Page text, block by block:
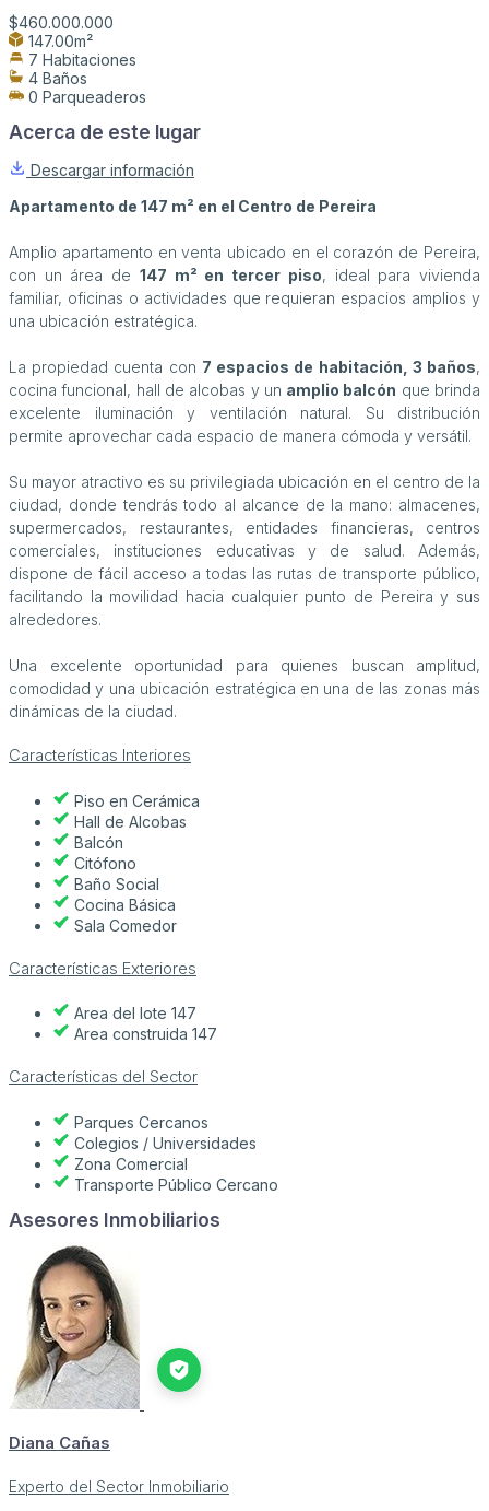
$460.000.000
147.00m²
7 Habitaciones
4 Baños
0 Parqueaderos
Acerca de este lugar
Descargar información
Apartamento de 147 m² en el Centro de Pereira
Amplio apartamento en venta ubicado en el corazón de Pereira,
con un área de 147 m² en tercer piso, ideal para vivienda
familiar, oficinas o actividades que requieran espacios amplios y
una ubicación estratégica.
La propiedad cuenta con 7 espacios de habitación, 3 baños,
cocina funcional, hall de alcobas y un amplio balcón que brinda
excelente iluminación y ventilación natural. Su distribución
permite aprovechar cada espacio de manera cómoda y versátil.
Su mayor atractivo es su privilegiada ubicación en el centro de la
ciudad, donde tendrás todo al alcance de la mano: almacenes,
supermercados, restaurantes, entidades financieras, centros
comerciales, instituciones educativas y de salud. Además,
dispone de fácil acceso a todas las rutas de transporte público,
facilitando la movilidad hacia cualquier punto de Pereira y sus
alrededores.
Una excelente oportunidad para quienes buscan amplitud,
comodidad y una ubicación estratégica en una de las zonas más
dinámicas de la ciudad.
Características Interiores
Piso en Cerámica
Hall de Alcobas
Balcón
Citófono
Baño Social
Cocina Básica
Sala Comedor
Características Exteriores
Area del lote 147
Area construida 147
Características del Sector
Parques Cercanos
Colegios / Universidades
Zona Comercial
Transporte Público Cercano
Asesores Inmobiliarios
Diana Cañas
Experto del Sector Inmobiliario